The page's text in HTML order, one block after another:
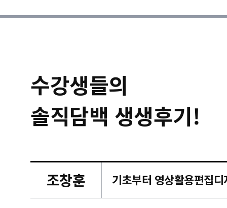
수강생들의
솔직담백 생생후기!
조창훈